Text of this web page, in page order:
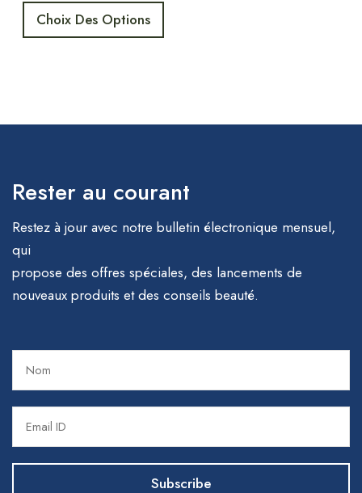
Choix Des Options
Rester au courant
Restez à jour avec notre bulletin électronique mensuel,
qui
propose des offres spéciales, des lancements de
nouveaux produits et des conseils beauté.